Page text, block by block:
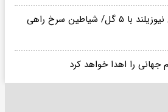
پیروزی بلژیک مقابل نیوزیلند با ۵ گل/ شیاطین سرخ راهی
جهانی را اهدا خواهد کرد